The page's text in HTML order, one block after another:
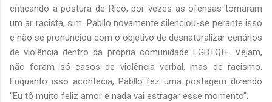
criticando a postura de Rico, por vezes as ofensas tomaram
um ar racista, sim. Pabllo novamente silenciou-se perante isso
e não se pronunciou com o objetivo de desnaturalizar cenários
de violência dentro da própria comunidade LGBTQI+. Vejam,
não foram só casos de violência verbal, mas de racismo.
Enquanto isso acontecia, Pabllo fez uma postagem dizendo
“Eu tô muito feliz amor e nada vai estragar esse momento”.